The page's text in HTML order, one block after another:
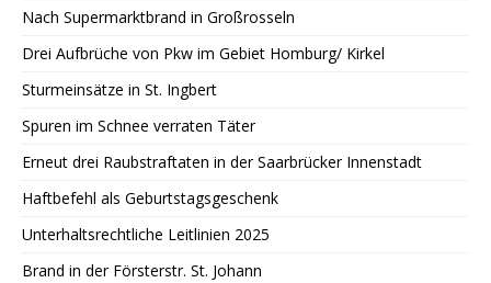
Nach Supermarktbrand in Großrosseln
Drei Aufbrüche von Pkw im Gebiet Homburg/ Kirkel
Sturmeinsätze in St. Ingbert
Spuren im Schnee verraten Täter
Erneut drei Raubstraftaten in der Saarbrücker Innenstadt
Haftbefehl als Geburtstagsgeschenk
Unterhaltsrechtliche Leitlinien 2025
Brand in der Försterstr. St. Johann